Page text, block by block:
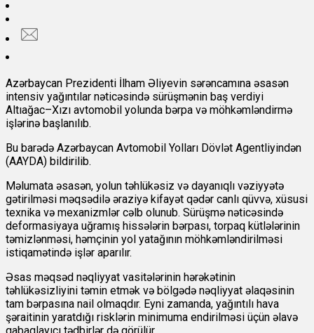
Azərbaycan Prezidenti İlham Əliyevin sərəncamına əsasən
intensiv yağıntılar nəticəsində sürüşmənin baş verdiyi
Altıağac–Xızı avtomobil yolunda bərpa və möhkəmləndirmə
işlərinə başlanılıb.
Bu barədə Azərbaycan Avtomobil Yolları Dövlət Agentliyindən
(AAYDA) bildirilib.
Məlumata əsasən, yolun təhlükəsiz və dayanıqlı vəziyyətə
gətirilməsi məqsədilə əraziyə kifayət qədər canlı qüvvə, xüsusi
texnika və mexanizmlər cəlb olunub. Sürüşmə nəticəsində
deformasiyaya uğramış hissələrin bərpası, torpaq kütlələrinin
təmizlənməsi, həmçinin yol yatağının möhkəmləndirilməsi
istiqamətində işlər aparılır.
Əsas məqsəd nəqliyyat vasitələrinin hərəkətinin
təhlükəsizliyini təmin etmək və bölgədə nəqliyyat əlaqəsinin
tam bərpasına nail olmaqdır. Eyni zamanda, yağıntılı hava
şəraitinin yaratdığı risklərin minimuma endirilməsi üçün əlavə